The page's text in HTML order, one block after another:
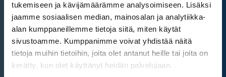
tukemiseen ja kävijämäärämme analysoimiseen. Lisäksi
jaamme sosiaalisen median, mainosalan ja analytiikka-
alan kumppaneillemme tietoja siitä, miten käytät
sivustoamme. Kumppanimme voivat yhdistää näitä
tietoja muihin tietoihin, joita olet antanut heille tai joita on
kerätty, kun olet käyttänyt heidän palvelujaan.